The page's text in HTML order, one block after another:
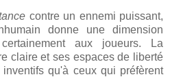
contre un ennemi puissant,
donne une dimension
aux joueurs. La
claire et ses espaces de liberté
qu'à ceux qui préfèrent